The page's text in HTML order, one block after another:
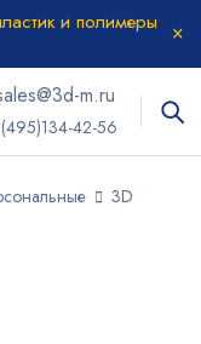
и полимеры
m.ru
42-56
3D